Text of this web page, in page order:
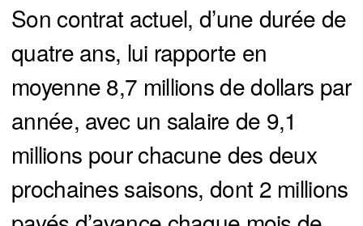
Son contrat actuel, d’une durée de
quatre ans, lui rapporte en
moyenne 8,7 millions de dollars par
année, avec un salaire de 9,1
millions pour chacune des deux
prochaines saisons, dont 2 millions